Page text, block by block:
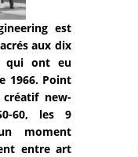
est
aux dix
qui ont eu
1966. Point
créatif new-
60, les 9
moment
entre art